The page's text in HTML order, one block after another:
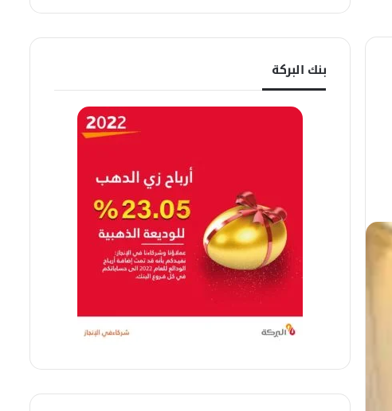
بنك البركة